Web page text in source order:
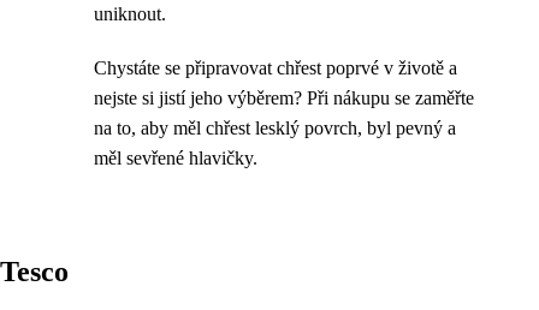
uniknout.
Chystáte se připravovat chřest poprvé v životě a
nejste si jistí jeho výběrem? Při nákupu se zaměřte
na to, aby měl chřest lesklý povrch, byl pevný a
měl sevřené hlavičky.
Tesco